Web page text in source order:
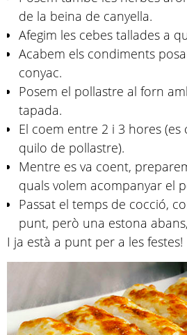
de la beina de canyella.
Afegim les cebes tallades a
Acabem els condiments
conyac.
Posem el pollastre al forn
tapada.
El coem entre 2 i 3 hores
quilo de pollastre).
Mentre es va coent,
quals volem acompanyar el
Passat el temps de cocció,
punt, però una estona
I ja està a punt per a les festes!